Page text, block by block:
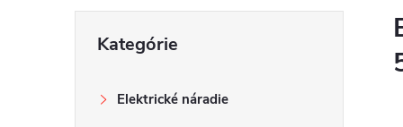
kategórie
Kategórie
Elektrické náradie